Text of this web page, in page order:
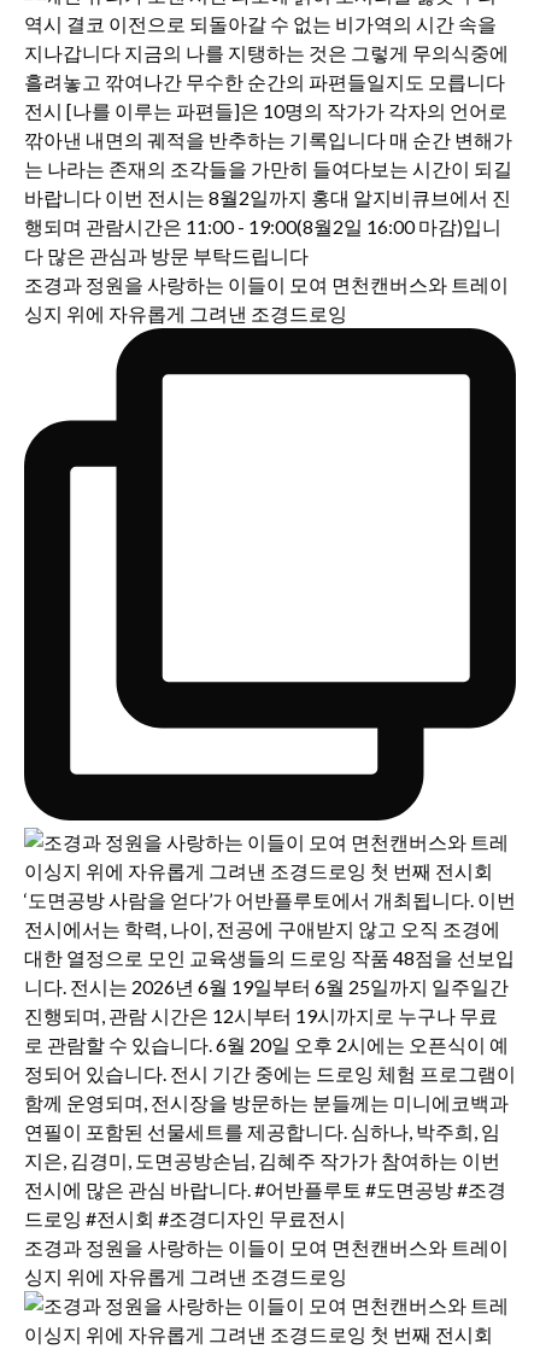
조경과 정원을 사랑하는 이들이 모여 면천캔버스와 트레이
싱지 위에 자유롭게 그려낸 조경드로잉
조경과 정원을 사랑하는 이들이 모여 면천캔버스와 트레이
싱지 위에 자유롭게 그려낸 조경드로잉